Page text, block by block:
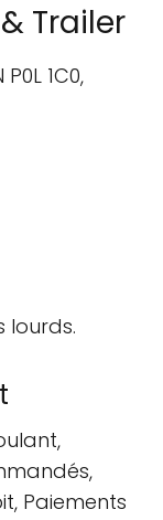
Trailer
1C0,
lourds.
Paiements